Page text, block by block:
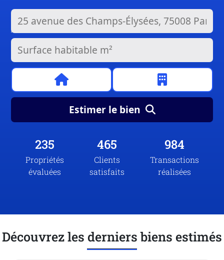
Estimer le bien
235
Propriétés
évaluées
465
Clients
satisfaits
984
Transactions
réalisées
Découvrez les derniers biens estimés